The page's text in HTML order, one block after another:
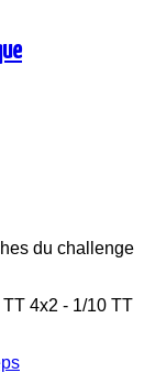
du challenge
4x2 - 1/10 TT